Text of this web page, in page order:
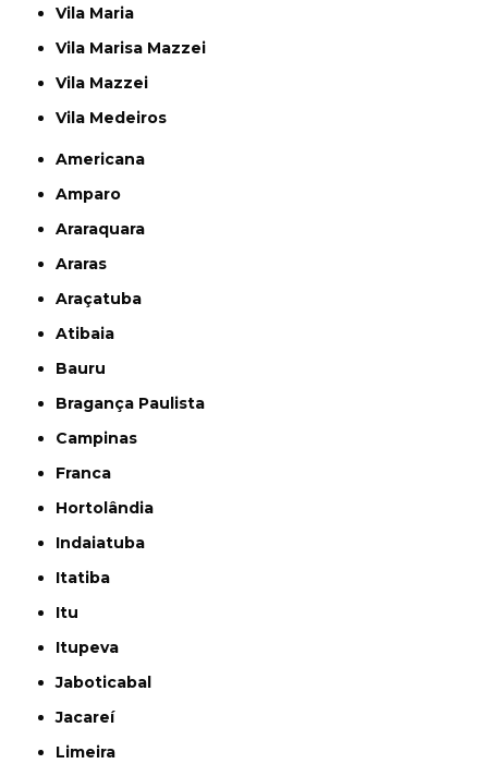
Vila Maria
Vila Marisa Mazzei
Vila Mazzei
Vila Medeiros
Americana
Amparo
Araraquara
Araras
Araçatuba
Atibaia
Bauru
Bragança Paulista
Campinas
Franca
Hortolândia
Indaiatuba
Itatiba
Itu
Itupeva
Jaboticabal
Jacareí
Limeira